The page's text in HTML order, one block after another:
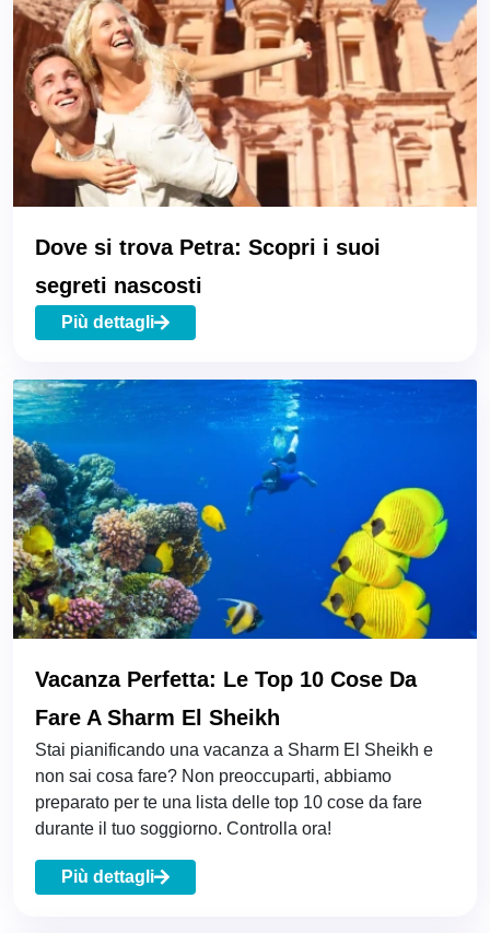
Dove si trova Petra: Scopri i suoi
segreti nascosti
Più dettagli
Vacanza Perfetta: Le Top 10 Cose Da
Fare A Sharm El Sheikh
Stai pianificando una vacanza a Sharm El Sheikh e
non sai cosa fare? Non preoccuparti, abbiamo
preparato per te una lista delle top 10 cose da fare
durante il tuo soggiorno. Controlla ora!
Più dettagli